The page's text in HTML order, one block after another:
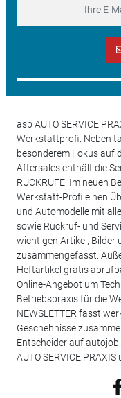
asp AUTO SERVICE
Werkstattprofi. Neben
besonderem Fokus auf
Aftersales enthält die
RÜCKRUFE. Im neuen
Werkstatt-Profi einen
und Automodelle mit
sowie Rückruf- und
wichtigen Artikel, Bilder
zusammengefasst.
Heftartikel gratis
Online-Angebot um
Betriebspraxis für die
NEWSLETTER fasst
Geschehnisse
Entscheider auf
AUTO SERVICE